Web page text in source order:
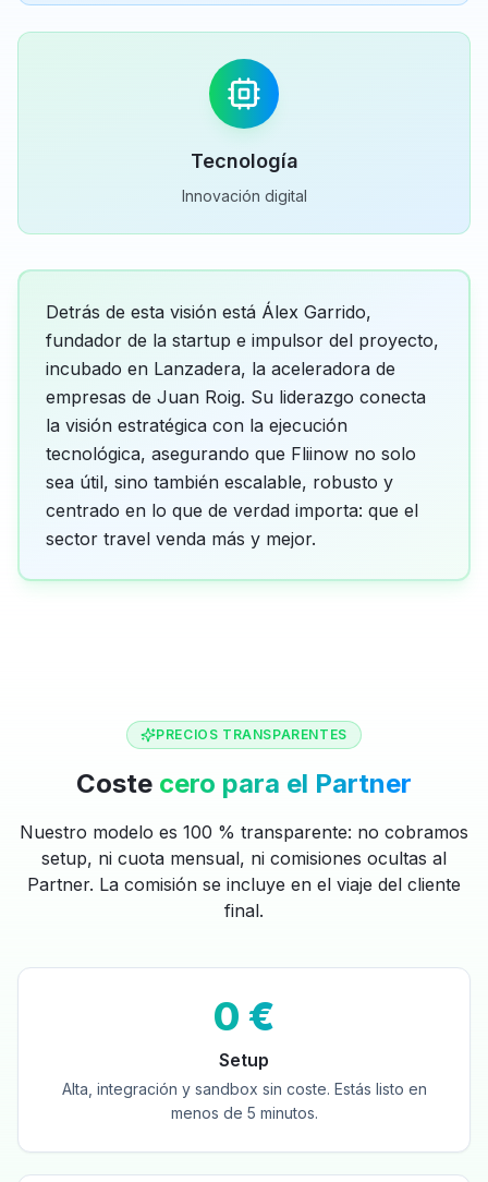
Tecnología
Innovación digital
Detrás de esta visión está Álex Garrido,
fundador de la startup e impulsor del proyecto,
incubado en Lanzadera, la aceleradora de
empresas de Juan Roig. Su liderazgo conecta
la visión estratégica con la ejecución
tecnológica, asegurando que Fliinow no solo
sea útil, sino también escalable, robusto y
centrado en lo que de verdad importa: que el
sector travel venda más y mejor.
PRECIOS TRANSPARENTES
Coste cero para el Partner
Nuestro modelo es 100 % transparente: no cobramos
setup, ni cuota mensual, ni comisiones ocultas al
Partner. La comisión se incluye en el viaje del cliente
final.
0 €
Setup
Alta, integración y sandbox sin coste. Estás listo en
menos de 5 minutos.